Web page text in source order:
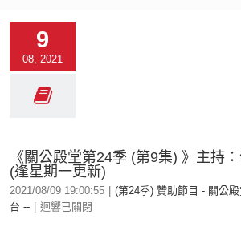
9
08, 2021
《關公殿堂第24季 (第9集) 》主持
(逢星期一更新)
2021/08/09 19:00:55 (第24季) 贊助節目 - 關公殿
台 --
迴響已關閉